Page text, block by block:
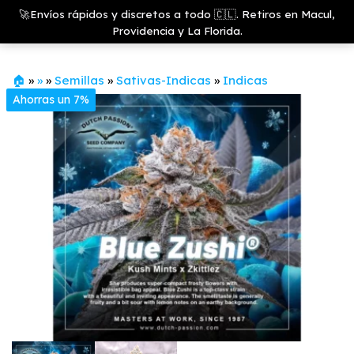
Saltar
contenido
🚀Envíos rápidos y discretos a todo 🇨🇱. Retiros en Macul,
Providencia y La Florida.
Growshop
& LED
Store
🏠 » » » Semillas » Sativas-Indicas » Indicas
Ahorras un 7%